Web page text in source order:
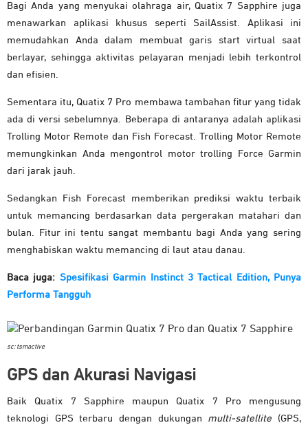
Bagi Anda yang menyukai olahraga air, Quatix 7 Sapphire juga
menawarkan aplikasi khusus seperti SailAssist. Aplikasi ini
memudahkan Anda dalam membuat garis start virtual saat
berlayar, sehingga aktivitas pelayaran menjadi lebih terkontrol
dan efisien.
Sementara itu, Quatix 7 Pro membawa tambahan fitur yang tidak
ada di versi sebelumnya. Beberapa di antaranya adalah aplikasi
Trolling Motor Remote dan Fish Forecast. Trolling Motor Remote
memungkinkan Anda mengontrol motor trolling Force Garmin
dari jarak jauh.
Sedangkan Fish Forecast memberikan prediksi waktu terbaik
untuk memancing berdasarkan data pergerakan matahari dan
bulan. Fitur ini tentu sangat membantu bagi Anda yang sering
menghabiskan waktu memancing di laut atau danau.
Baca juga: Spesifikasi Garmin Instinct 3 Tactical Edition, Punya
Performa Tangguh
sc: tsmactive
GPS dan Akurasi Navigasi
Baik Quatix 7 Sapphire maupun Quatix 7 Pro mengusung
teknologi GPS terbaru dengan dukungan multi-satellite (GPS,